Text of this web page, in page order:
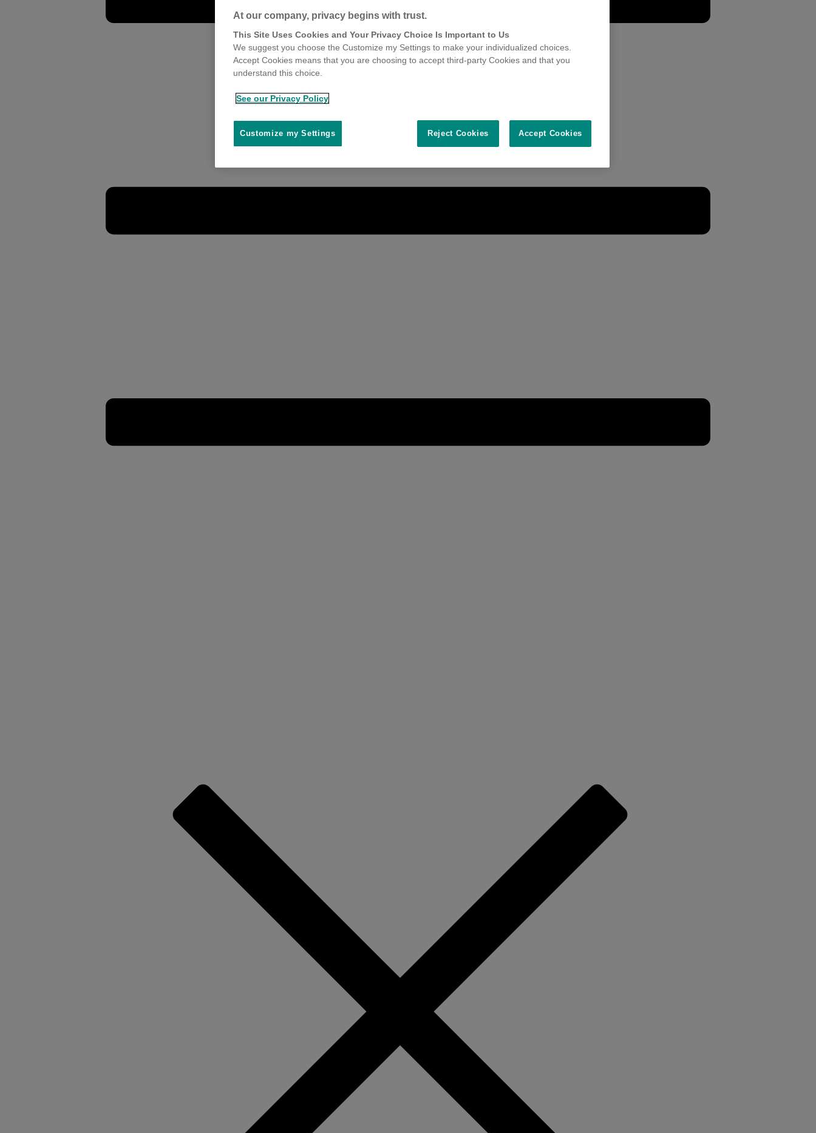
At our company, privacy begins with trust.
This Site Uses Cookies and Your Privacy Choice Is Important to Us
We suggest you choose the Customize my Settings to make your individualized choices.
Accept Cookies means that you are choosing to accept third-party Cookies and that you
understand this choice.
See our Privacy Policy
Reject Cookies Accept Cookies
Customize my Settings